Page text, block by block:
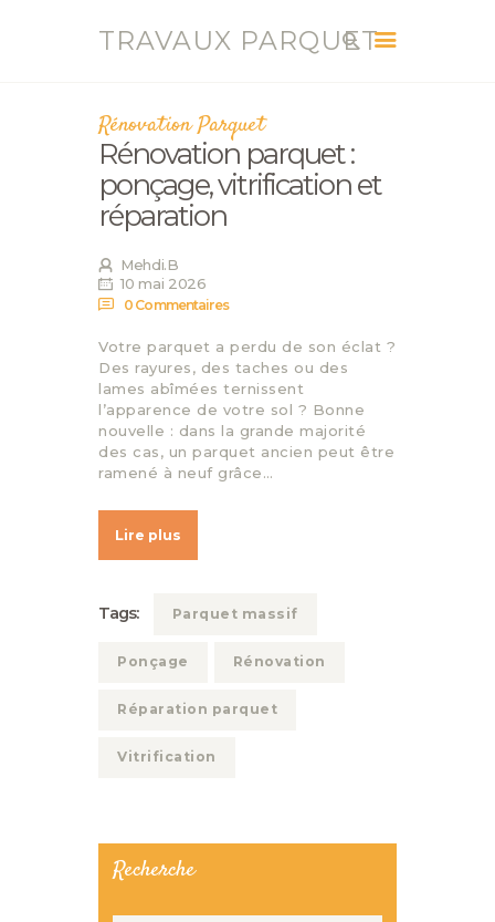
TRAVAUX PARQUET
ACCUEIL
SERVICES
CONTACT
BLOG
Rénovation Parquet
Rénovation parquet :
ponçage, vitrification et
réparation
Mehdi.B
10 mai 2026
0 Commentaires
Votre parquet a perdu de son éclat ?
Des rayures, des taches ou des
lames abîmées ternissent
l’apparence de votre sol ? Bonne
nouvelle : dans la grande majorité
des cas, un parquet ancien peut être
ramené à neuf grâce…
Lire plus
Tags: Parquet massif
Ponçage Rénovation
Réparation parquet
Vitrification
Recherche